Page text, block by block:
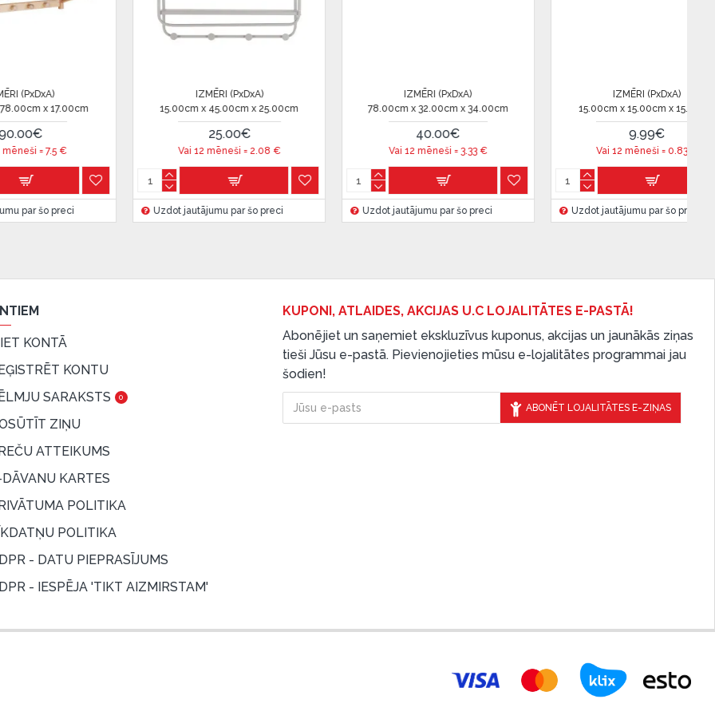
piegādes noteikumiem
izvērtējiet savas finansiālās
15.00cm x 15.00cm x 15.00cm
0.83€
Uzdot jautājumu par šo preci
13.00cm x 13.00cm x 12.00cm
€
Uzdot jautājumu par šo preci
20.00cm x 21.00cm x 21.00cm
€
Uzdot jautājumu par šo preci
KONTĀ
KONTU
SARAKSTS
0
ZIŅU
ATTEIKUMS
KARTES
POLITIKA
POLITIKA
- DATU PIEPRASĪJUMS
- IESPĒJA 'TIKT AIZMIRSTAM'
KUPONI, ATLAIDES, AKCIJAS U.C LOJALITĀTES E-PASTĀ!
Abonējiet un saņemiet ekskluzīvus kuponus, akcijas un jaunākās ziņas
tieši Jūsu e-pastā. Pievienojieties mūsu e-lojalitātes programmai jau
šodien!
ABONĒT LOJALITĀTES E-ZIŅAS